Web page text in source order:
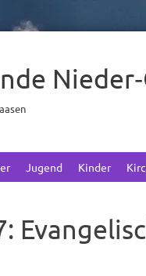
Jugend Kinder